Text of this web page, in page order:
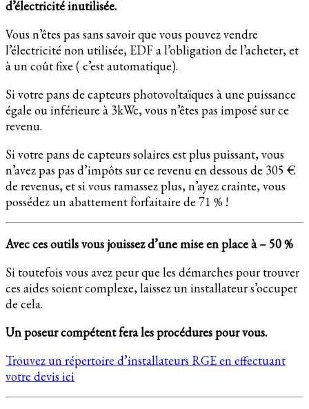
d’électricité inutilisée.
Vous n’êtes pas sans savoir que vous pouvez vendre
l’électricité non utilisée, EDF a l’obligation de l’acheter, et
à un coût fixe ( c’est automatique).
Si votre pans de capteurs photovoltaïques à une puissance
égale ou inférieure à 3kWc, vous n’êtes pas imposé sur ce
revenu.
Si votre pans de capteurs solaires est plus puissant, vous
n’avez pas pas d’impôts sur ce revenu en dessous de 305 €
de revenus, et si vous ramassez plus, n’ayez crainte, vous
possédez un abattement forfaitaire de 71 % !
Avec ces outils vous jouissez d’une mise en place à – 50 %
Si toutefois vous avez peur que les démarches pour trouver
ces aides soient complexe, laissez un installateur s’occuper
de cela.
Un poseur compétent fera les procédures pour vous.
Trouvez un répertoire d’installateurs RGE en effectuant
votre devis ici